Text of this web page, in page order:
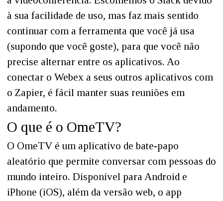
à sua facilidade de uso, mas faz mais sentido
continuar com a ferramenta que você já usa
(supondo que você goste), para que você não
precise alternar entre os aplicativos. Ao
conectar o Webex a seus outros aplicativos com
o Zapier, é fácil manter suas reuniões em
andamento.
O que é o OmeTV?
O OmeTV é um aplicativo de bate-papo
aleatório que permite conversar com pessoas do
mundo inteiro. Disponível para Android e
iPhone (iOS), além da versão web, o app